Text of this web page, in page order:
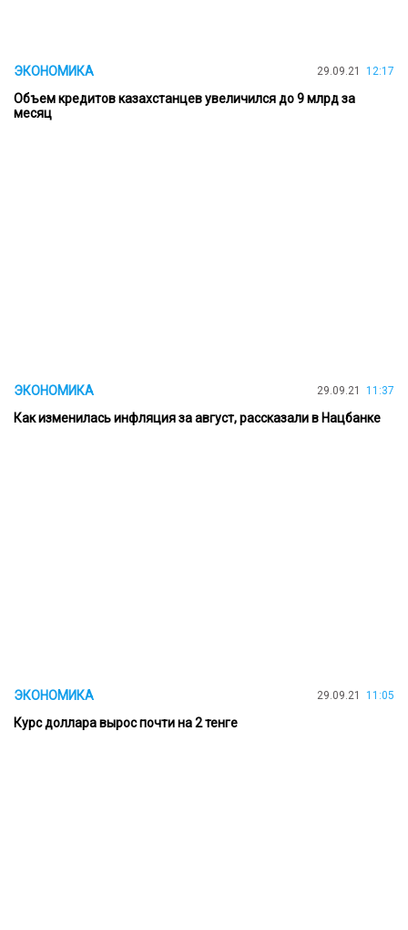
ЭКОНОМИКА 29.09.21 12:17
Объем кредитов казахстанцев увеличился до 9 млрд за
месяц
ЭКОНОМИКА 29.09.21 11:37
Как изменилась инфляция за август, рассказали в Нацбанке
ЭКОНОМИКА 29.09.21 11:05
Курс доллара вырос почти на 2 тенге